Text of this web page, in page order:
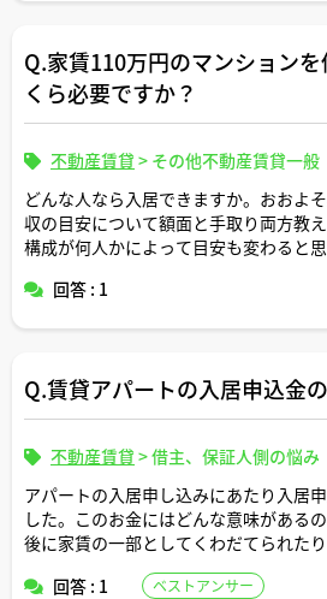
Q.家賃110万円のマンション
くら必要ですか？
不動産賃貸 > その他不動産賃貸一般
どんな人なら入居できますか。おおよ
収の目安について額面と手取り両方教
構成が何人かによって目安も変わると
回答 : 1
Q.賃貸アパートの入居申込金
不動産賃貸 >借主、保証人側の悩み
アパートの入居申し込みにあたり入居
した。このお金にはどんな意味がある
後に家賃の一部としてくわだてられた
回答 : 1
ベストアンサー